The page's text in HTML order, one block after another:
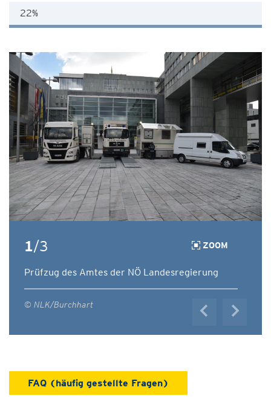
22%
1/3 ZOOM
Prüfzug des Amtes der NÖ Landesregierung
© NLK/Burchhart
FAQ (häufig gestellte Fragen)